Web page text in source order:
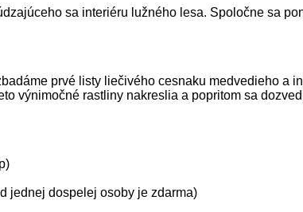
sa interiéru lužného lesa. Spoločne sa
prvé listy liečivého cesnaku medvedieho a
výnimočné rastliny nakreslia a popritom sa
jednej dospelej osoby je zdarma)